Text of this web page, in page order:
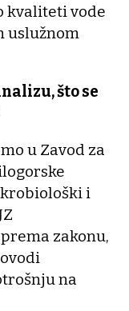
kvaliteti vode
uslužnom
što se
u Zavod za
i
zakonu,
na